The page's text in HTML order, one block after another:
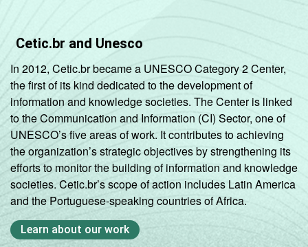
Cetic.br and Unesco
In 2012, Cetic.br became a UNESCO Category 2 Center,
the first of its kind dedicated to the development of
information and knowledge societies. The Center is linked
to the Communication and Information (CI) Sector, one of
UNESCO’s five areas of work. It contributes to achieving
the organization’s strategic objectives by strengthening its
efforts to monitor the building of information and knowledge
societies. Cetic.br’s scope of action includes Latin America
and the Portuguese-speaking countries of Africa.
Learn about our work